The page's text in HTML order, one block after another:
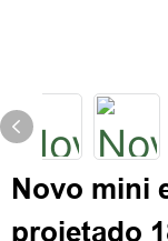
Novo mini
projetado